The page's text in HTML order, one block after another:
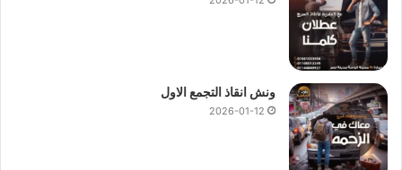
ونش انقاذ التجمع الاول
2026-01-12